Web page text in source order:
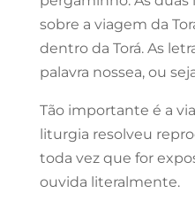
sobre a viagem da
dentro da Torá. As
palavra nossea, ou
Tão importante é a
liturgia resolveu
toda vez que for
ouvida literalmente.